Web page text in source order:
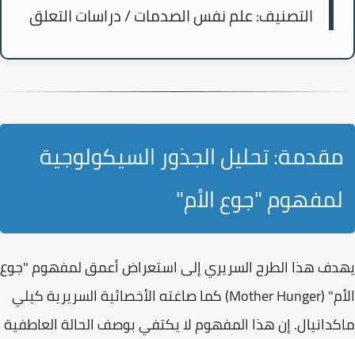
التصنيف:علم نفس الصدمات / دراسات التعلق
مقدمة: تحليل الجذور السيكولوجية
لمفهوم "جوع الأم"
يهدف هذا الطرح السريري إلى استعراض أعمق لمفهوم"جوع
الأم" (Mother Hunger)
كما صاغته الأخصائية السريريةكيلي
ماكدانيال. إن هذا المفهوم لا يكتفي بوصف الحالة العاطفية